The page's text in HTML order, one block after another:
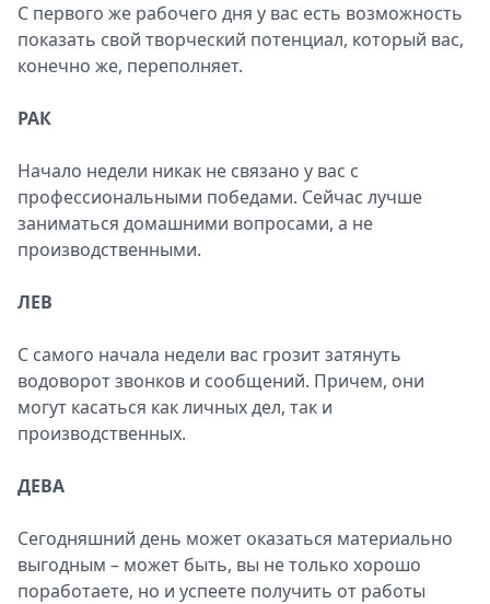
С первого же рабочего дня у вас есть возможность
показать свой творческий потенциал, который вас,
конечно же, переполняет.
РАК
Начало недели никак не связано у вас с
профессиональными победами. Сейчас лучше
заниматься домашними вопросами, а не
производственными.
ЛЕВ
С самого начала недели вас грозит затянуть
водоворот звонков и сообщений. Причем, они
могут касаться как личных дел, так и
производственных.
ДЕВА
Сегодняшний день может оказаться материально
выгодным – может быть, вы не только хорошо
поработаете, но и успеете получить от работы